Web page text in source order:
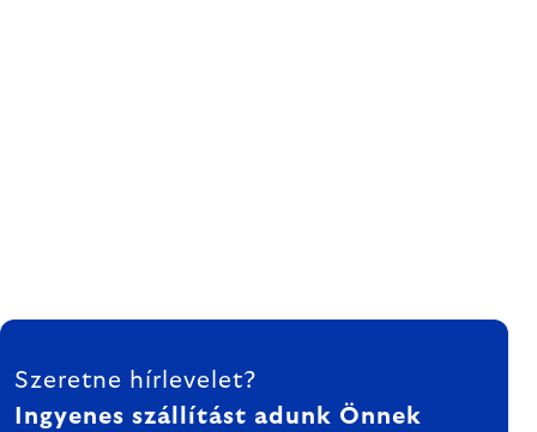
LÁBLÉC
Szeretne hírlevelet?
Ingyenes szállítást adunk Önnek